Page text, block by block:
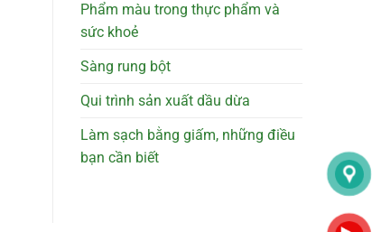
Phẩm màu trong thực phẩm và
sức khoẻ
Sàng rung bột
Qui trình sản xuất dầu dừa
Làm sạch bằng giấm, những điều
bạn cần biết